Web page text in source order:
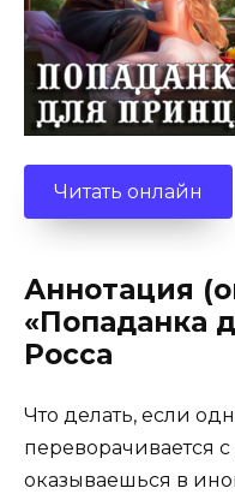
Читать онлайн
Аннотация
«Попаданка
Росса
Что делать, если
переворачивается с
оказываешься в